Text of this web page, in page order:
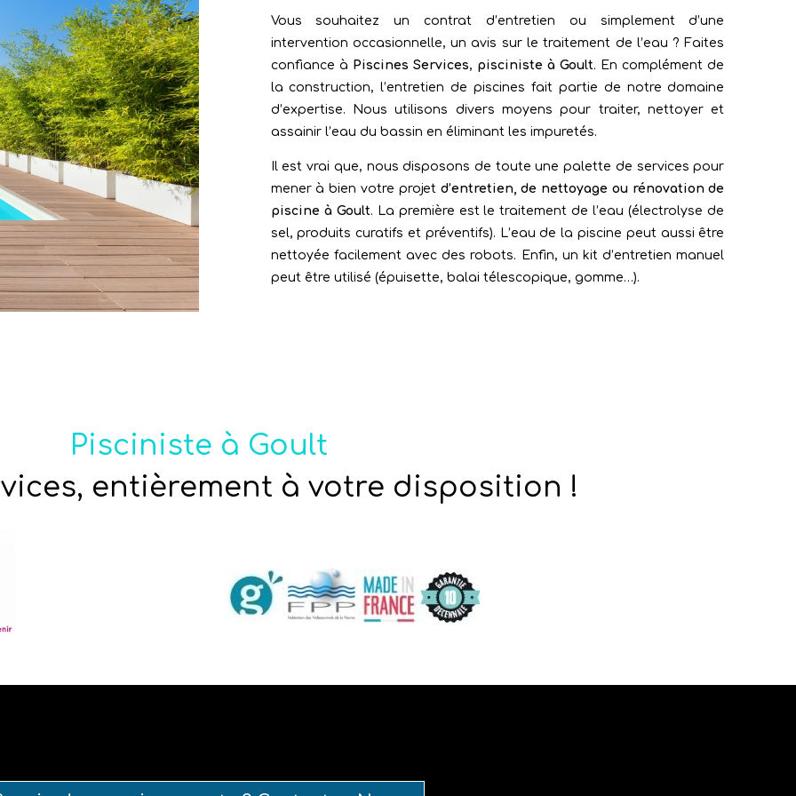
Vous souhaitez un contrat d’entretien ou simplement d’une
intervention occasionnelle, un avis sur le traitement de l’eau ? Faites
confiance à Piscines Services, pisciniste à Goult. En complément de
la construction, l’entretien de piscines fait partie de notre domaine
d’expertise. Nous utilisons divers moyens pour traiter, nettoyer et
assainir l’eau du bassin en éliminant les impuretés.
Il est vrai que, nous disposons de toute une palette de services pour
mener à bien votre projet d’entretien, de nettoyage ou rénovation de
piscine à Goult. La première est le traitement de l’eau (électrolyse de
sel, produits curatifs et préventifs). L’eau de la piscine peut aussi être
nettoyée facilement avec des robots. Enfin, un kit d’entretien manuel
peut être utilisé (épuisette, balai télescopique, gomme…).
Pisciniste à Goult
entièrement à votre disposition !